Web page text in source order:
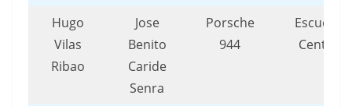
Hugo
Vilas
Ribao
Jose
Benito
Caride
Senra
Porsche
944
Escudería
Centollo